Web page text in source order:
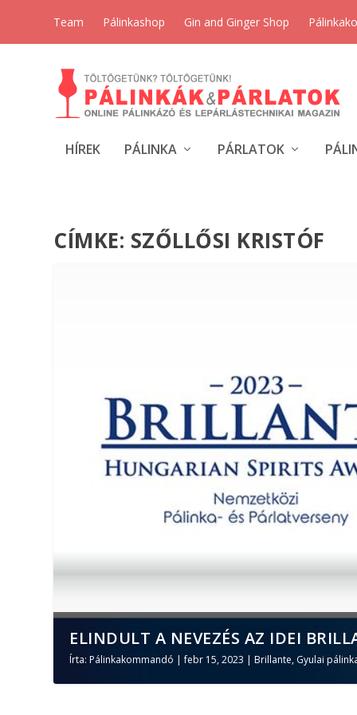
Team Pálinkashop Gin and Ginger Shop
HÍREK PÁLINKA PÁRLATOK
CÍMKE: SZŐLLŐSI KRISTÓF
ELINDULT A NEVEZÉS AZ IDEI
Írta: Pálinkakommandó |febr 15, 2023 | Brillante, Gyulai